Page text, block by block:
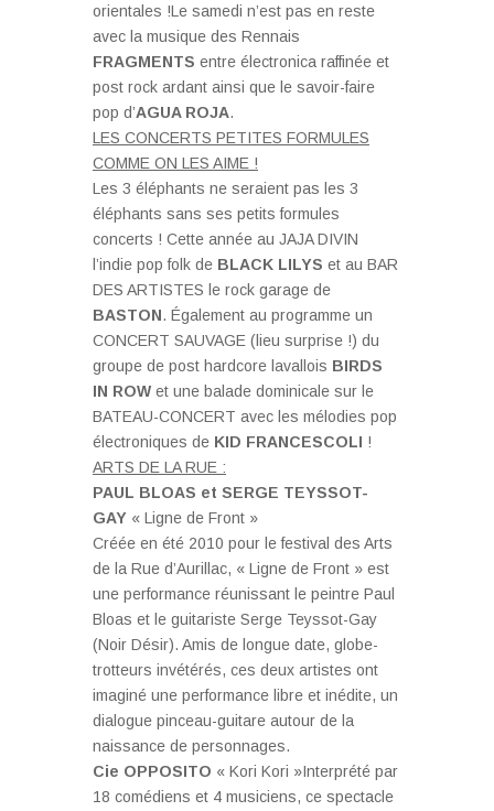
orientales !Le samedi n’est pas en reste
avec la musique des Rennais
FRAGMENTS entre électronica raffinée et
post rock ardant ainsi que le savoir-faire
pop d’AGUA ROJA.
LES CONCERTS PETITES FORMULES
COMME ON LES AIME !
Les 3 éléphants ne seraient pas les 3
éléphants sans ses petits formules
concerts ! Cette année au JAJA DIVIN
l’indie pop folk de BLACK LILYS et au BAR
DES ARTISTES le rock garage de
BASTON. Également au programme un
CONCERT SAUVAGE (lieu surprise !) du
groupe de post hardcore lavallois BIRDS
IN ROW et une balade dominicale sur le
BATEAU-CONCERT avec les mélodies pop
électroniques de KID FRANCESCOLI !
ARTS DE LA RUE :
PAUL BLOAS et SERGE TEYSSOT-
GAY « Ligne de Front »
Créée en été 2010 pour le festival des Arts
de la Rue d’Aurillac, « Ligne de Front » est
une performance réunissant le peintre Paul
Bloas et le guitariste Serge Teyssot-Gay
(Noir Désir). Amis de longue date, globe-
trotteurs invétérés, ces deux artistes ont
imaginé une performance libre et inédite, un
dialogue pinceau-guitare autour de la
naissance de personnages.
Cie OPPOSITO « Kori Kori »Interprété par
18 comédiens et 4 musiciens, ce spectacle